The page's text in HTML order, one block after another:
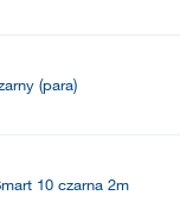
(para)
10 czarna 2m